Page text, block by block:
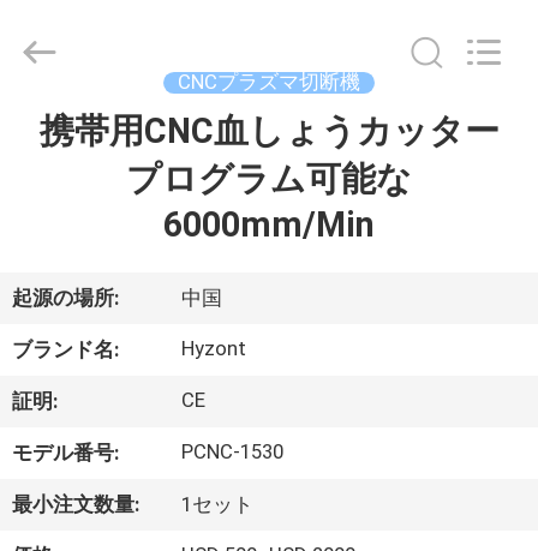
ダ
ク
ト
動
画
Hyzont(Shanghai)
Reserved.
CNCプラズマ切断機
携帯用CNC血しょうカッター
プログラム可能な
6000mm/Min
起源の場所: 中国
ブランド名: Hyzont
証明: CE
モデル番号: PCNC-1530
最小注文数量: 1セット